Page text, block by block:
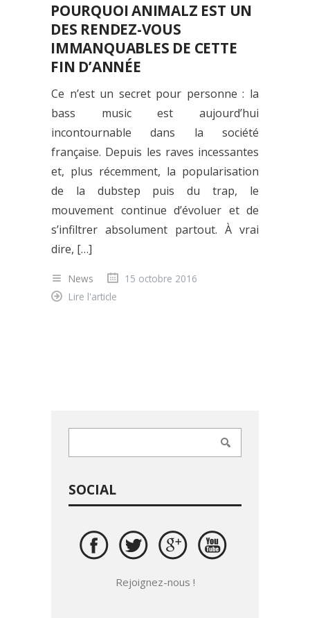
POURQUOI ANIMALZ EST UN
DES RENDEZ-VOUS
IMMANQUABLES DE CETTE
FIN D’ANNÉE
Ce n’est un secret pour personne : la
bass music est aujourd’hui
incontournable dans la société
française. Depuis les raves incessantes
et, plus récemment, la popularisation
de la dubstep puis du trap, le
mouvement continue d’évoluer et de
s’infiltrer absolument partout. À vrai
dire, […]
News
15 octobre 2016
Lire l'article
SOCIAL
Rejoignez-nous !